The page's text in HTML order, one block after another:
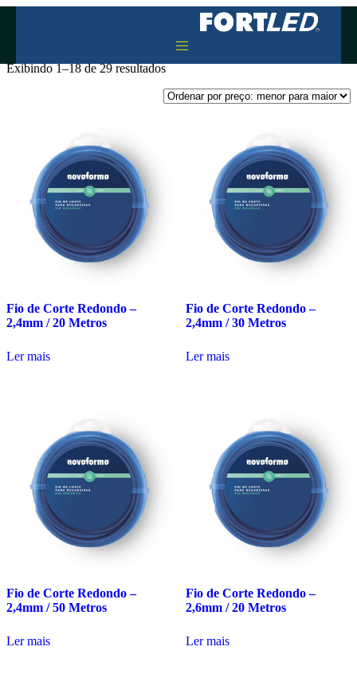
Exibindo 1–18 de 29 resultados
Fio de Corte Redondo –
2,4mm / 20 Metros
Ler mais
Fio de Corte Redondo –
2,4mm / 30 Metros
Ler mais
Fio de Corte Redondo –
2,4mm / 50 Metros
Ler mais
Fio de Corte Redondo –
2,6mm / 20 Metros
Ler mais